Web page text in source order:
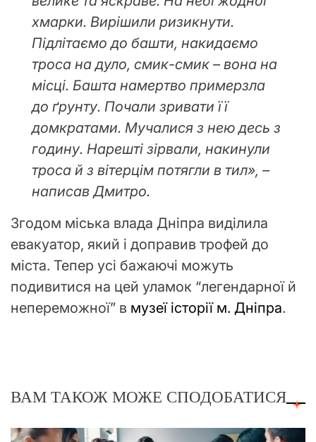
хмарки. Вирішили ризикнути.
Підлітаємо до башти, накидаємо
троса на дуло, смик-смик – вона на
місці. Башта намертво примерзла
до ґрунту. Почали зривати її
домкратами. Мучалися з нею десь з
годину. Нарешті зірвали, накинули
троса й з вітерцім потягли в тил», –
написав Дмитро.
Згодом міська влада Дніпра виділила
евакуатор, який і доправив трофей до
міста. Тепер усі бажаючі можуть
подивитися на цей уламок “легендарної й
непереможної” в музеї історії м. Дніпра.
ВАМ ТАКОЖ МОЖЕ СПОДОБАТИСЯ